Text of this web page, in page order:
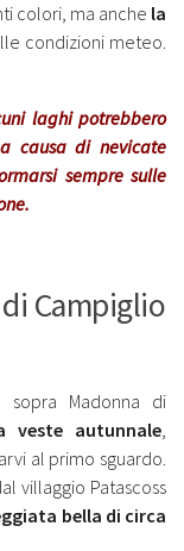
colori, ma anche la
condizioni meteo.
laghi potrebbero
causa di nevicate
sempre sulle
Campiglio
Madonna di
veste autunnale,
al primo sguardo.
villaggio Patascoss
bella di circa